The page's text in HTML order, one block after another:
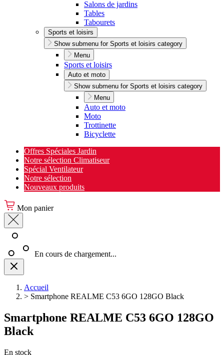
Salons de jardins
Tables
Tabourets
Sports et loisirs
Show submenu for Sports et loisirs category
Menu
Sports et loisirs
Auto et moto
Show submenu for Sports et loisirs category
Menu
Auto et moto
Moto
Trottinette
Bicyclette
Offres Spéciales Jardin
Notre sélection Climatiseur
Spécial Ventilateur
Notre sélection
Nouveaux produits
Mon panier
En cours de chargement...
Accueil
> Smartphone REALME C53 6GO 128GO Black
Smartphone REALME C53 6GO 128GO
Black
En stock